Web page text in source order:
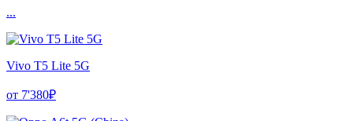
...
Vivo T5 Lite 5G
от 7'380₽